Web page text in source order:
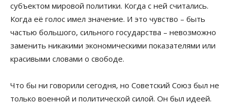
субъектом мировой политики. Когда с ней считались.
Когда её голос имел значение. И это чувство – быть
частью большого, сильного государства – невозможно
заменить никакими экономическими показателями или
красивыми словами о свободе.
Что бы ни говорили сегодня, но Советский Союз был не
только военной и политической силой. Он был идеей.